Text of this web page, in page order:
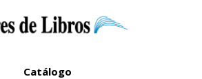
Catálogo